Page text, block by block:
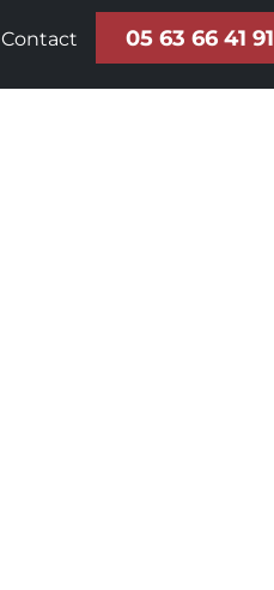
Contact 05 63 66 41 91